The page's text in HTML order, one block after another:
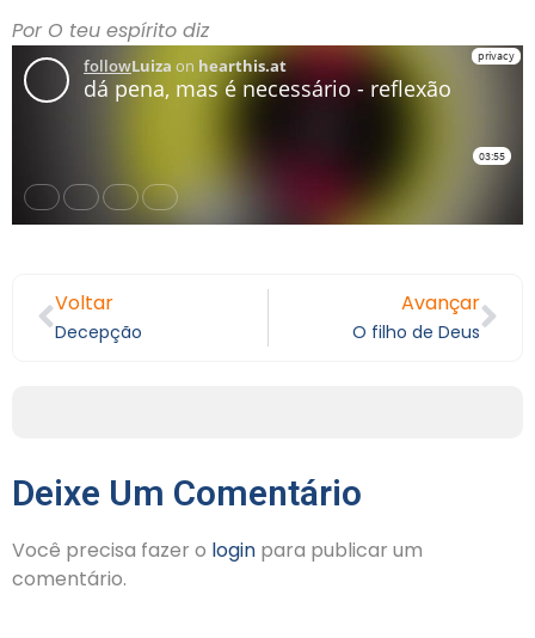
Por O teu espírito diz
Voltar
Decepção
Avançar
O filho de Deus
Deixe Um Comentário
Você precisa fazer o login para publicar um
comentário.